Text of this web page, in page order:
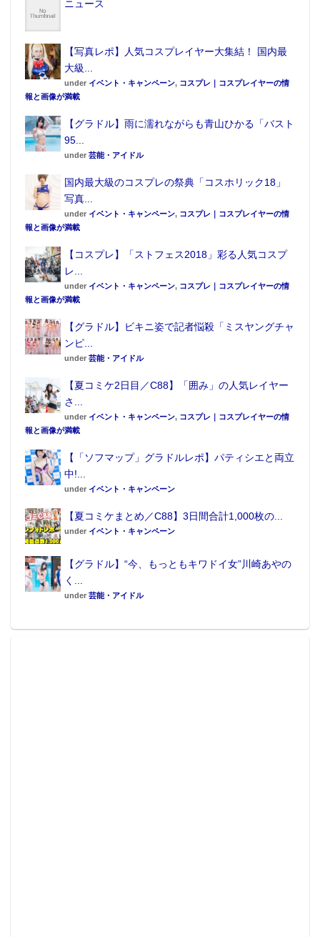
ニュース
【写真レポ】人気コスプレイヤー大集結！ 国内最
大級...
under イベント・キャンペーン, コスプレ｜コスプレイヤーの情
報と画像が満載
【グラドル】雨に濡れながらも青山ひかる「バスト
95...
under 芸能・アイドル
国内最大級のコスプレの祭典「コスホリック18」
写真...
under イベント・キャンペーン, コスプレ｜コスプレイヤーの情
報と画像が満載
【コスプレ】「ストフェス2018」彩る人気コスプ
レ...
under イベント・キャンペーン, コスプレ｜コスプレイヤーの情
報と画像が満載
【グラドル】ビキニ姿で記者悩殺「ミスヤングチャ
ンピ...
under 芸能・アイドル
【夏コミケ2日目／C88】「囲み」の人気レイヤー
さ...
under イベント・キャンペーン, コスプレ｜コスプレイヤーの情
報と画像が満載
【「ソフマップ」グラドルレポ】パティシエと両立
中!...
under イベント・キャンペーン
【夏コミケまとめ／C88】3日間合計1,000枚の...
under イベント・キャンペーン
【グラドル】“今、もっともキワドイ女”川崎あやの
く...
under 芸能・アイドル